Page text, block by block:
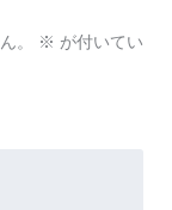
。 ※ が付いてい